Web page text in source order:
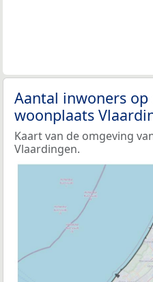
Aantal inwoners
woonplaats
Kaart van de omgeving
Vlaardingen.